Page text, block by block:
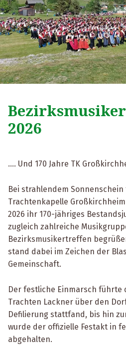
2026
…. Und 170 Jahre TK
Bei strahlendem
Trachtenkapelle
2026 ihr 170-jähriges
zugleich zahlreiche
Bezirksmusikertreffen
stand dabei im Zeichen der
Gemeinschaft.
Der festliche Einmarsch führte
Trachten Lackner über den
Defilierung stattfand, bis hin
wurde der offizielle Festakt in
abgehalten.